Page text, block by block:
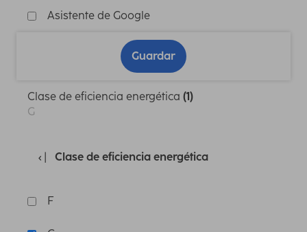
Asistente de Google
Guardar
Clase de eficiencia energética (1)
G
Clase de eficiencia energética
F